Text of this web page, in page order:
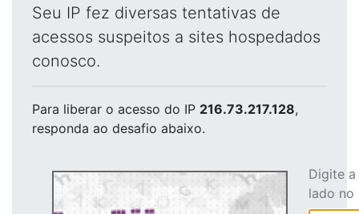
Seu IP fez diversas tentativas de
acessos suspeitos a sites hospedados
conosco.
Para liberar o acesso do IP 216.73.217.128,
responda ao desafio abaixo.
Digite
lado no